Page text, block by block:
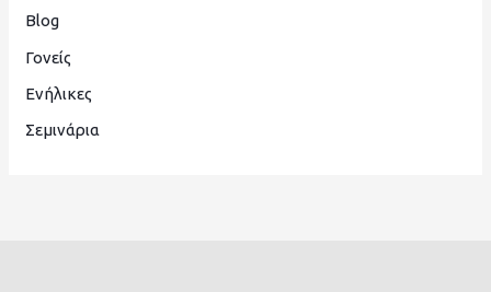
Blog
Γονείς
Ενήλικες
Σεμινάρια